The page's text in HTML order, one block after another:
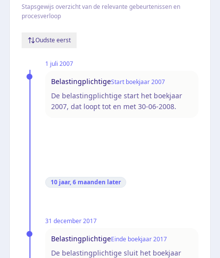
Stapsgewijs overzicht van de relevante gebeurtenissen en
procesverloop
Oudste eerst
1 juli 2007
BelastingplichtigeStart boekjaar 2007
De belastingplichtige start het boekjaar
2007, dat loopt tot en met 30-06-2008.
10 jaar, 6 maanden later
31 december 2017
BelastingplichtigeEinde boekjaar 2017
De belastingplichtige sluit het boekjaar